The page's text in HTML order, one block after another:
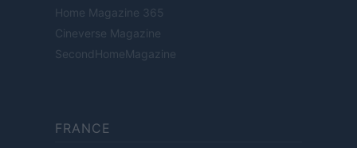
Home Magazine 365
Cineverse Magazine
SecondHomeMagazine
FRANCE